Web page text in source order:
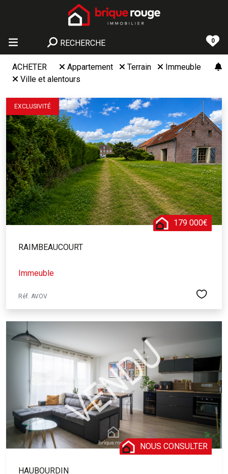
RECHERCHE 0
ACHETER Appartement Terrain
Immeuble
Ville et alentours
EXCLUSIVITÉ
179 000€
RAIMBEAUCOURT
Immeuble
Réf. AVOV
NOUS CONSULTER
HAUBOURDIN